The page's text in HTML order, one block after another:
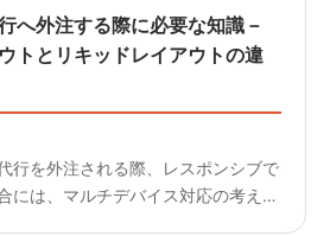
へ外注する際に必要な知識－
トとリキッドレイアウトの違
行を外注される際、レスポンシブで
には、マルチデバイス対応の考え方